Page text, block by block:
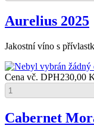
Aurelius 2025
Jakostní víno s
Cena vč. DPH230,00
Cabernet